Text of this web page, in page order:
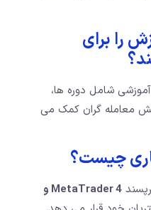
را برای
آموزشی شامل دوره ها،
معامله گران کمک می
چیست؟
MetaTrader 4 و